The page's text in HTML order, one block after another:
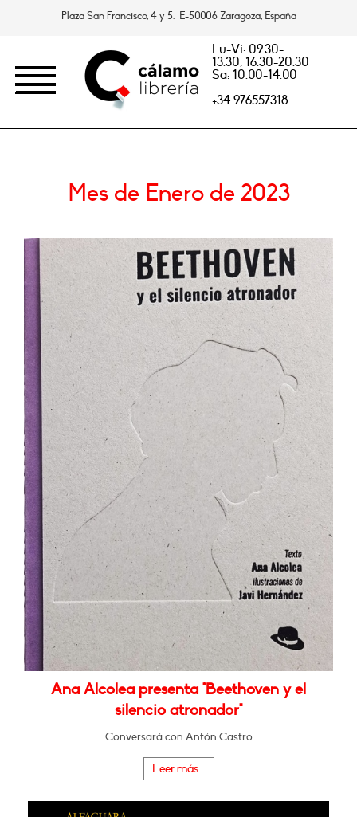
Plaza San Francisco, 4 y 5. E-50006 Zaragoza, España
Lu-Vi: 09.30-
13.30, 16.30-20.30
Sa: 10.00-14.00
+34 976557318
Mes de Enero de 2023
Ana Alcolea presenta "Beethoven y el
silencio atronador"
Conversará con Antón Castro
Leer más...